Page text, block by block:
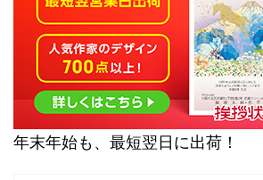
年末年始も、最短翌日に出荷！